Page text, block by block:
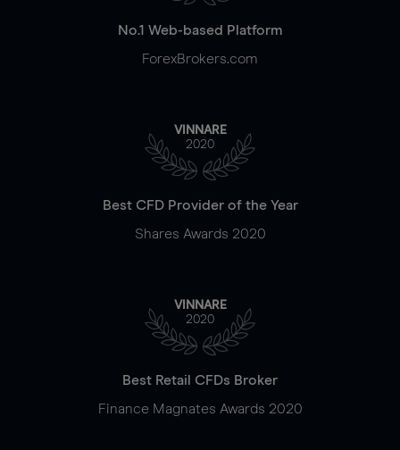
No.1 Web-based Platform
ForexBrokers.com
VINNARE
2020
Best CFD Provider of the Year
Shares Awards 2020
VINNARE
2020
Best Retail CFDs Broker
Finance Magnates Awards 2020